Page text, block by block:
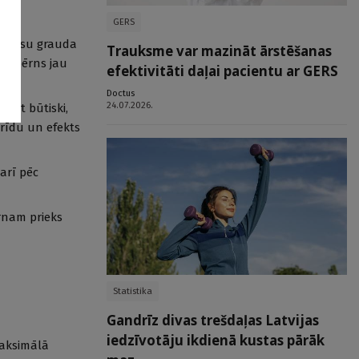
rīsu grauda
bērns jau
bet būtiski,
un efekts
pēc
prieks
GERS
Trauksme var mazināt ārstēšanas
efektivitāti daļai pacientu ar GERS
Doctus
24.07.2026.
Statistika
Gandrīz divas trešdaļas Latvijas
iedzīvotāju ikdienā kustas pārāk